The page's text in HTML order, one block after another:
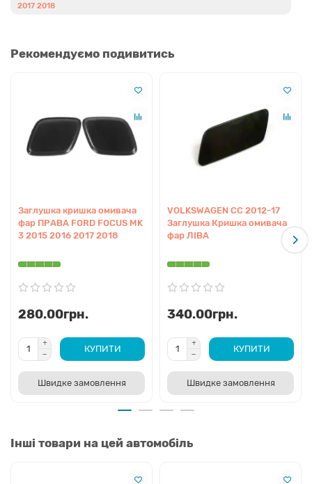
2017 2018
Рекомендуємо подивитись
Заглушка кришка омивача
фар ПРАВА FORD FOCUS MK
3 2015 2016 2017 2018
280.00грн.
КУПИТИ
Швидке замовлення
VOLKSWAGEN CC 2012-17
Заглушка Кришка омивача
фар ЛІВА
340.00грн.
КУПИТИ
Швидке замовлення
Інші товари на цей автомобіль